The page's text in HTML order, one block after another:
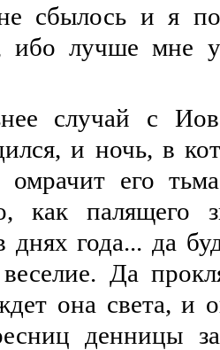
сбылось и я
лучше мне
случай с
и ночь, в
омрачит его
как
днях года... да
Да
она света, и
денницы